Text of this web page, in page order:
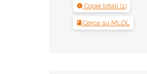
Copie totali (1)
Cerca su MLOL